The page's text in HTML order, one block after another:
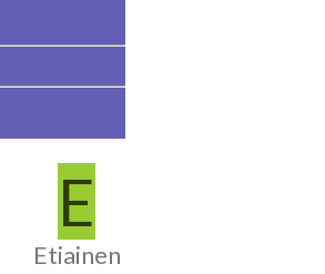
E
Etiainen